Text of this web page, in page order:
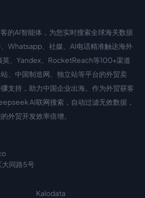
的AI智能体，为您实时搜索全球海关数据
Whatsapp、社媒、AI电话精准触达海外
英、Yandex、RocketReach等100+渠道
、中国制造网、独立站等平台的外贸卖
支持，助力中国企业出海。作为外贸获客
AI联网搜索，自动过滤无效数据，
外贸开发效率倍增。
大同路5号
Kalodata